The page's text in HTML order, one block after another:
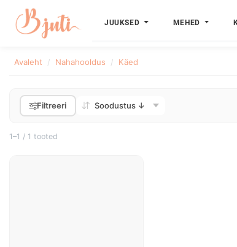
JUUKSED MEHED
Avaleht Nahahooldus Käed
Filtreeri
1–1 / 1 tooted